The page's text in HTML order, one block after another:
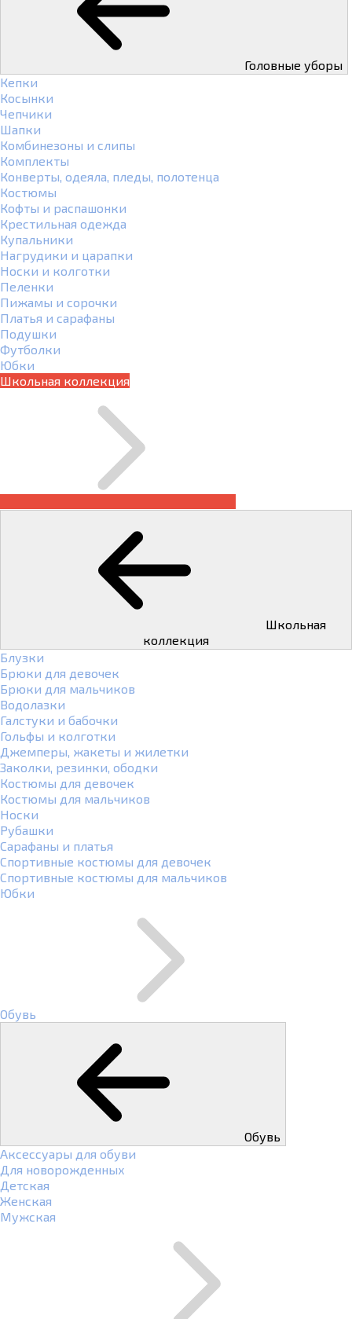
Головные уборы
Кепки
Косынки
Чепчики
Шапки
Комбинезоны и слипы
Комплекты
Конверты, одеяла, пледы, полотенца
Костюмы
Кофты и распашонки
Крестильная одежда
Купальники
Нагрудики и царапки
Носки и колготки
Пеленки
Пижамы и сорочки
Платья и сарафаны
Подушки
Футболки
Юбки
Школьная коллекция
коллекция
Блузки
Брюки для девочек
Брюки для мальчиков
Водолазки
Галстуки и бабочки
Гольфы и колготки
Джемперы, жакеты и жилетки
Заколки, резинки, ободки
Костюмы для девочек
Костюмы для мальчиков
Носки
Рубашки
Сарафаны и платья
Спортивные костюмы для девочек
Спортивные костюмы для мальчиков
Юбки
Обувь
Обувь
Аксессуары для обуви
Для новорожденных
Детская
Женская
Мужская